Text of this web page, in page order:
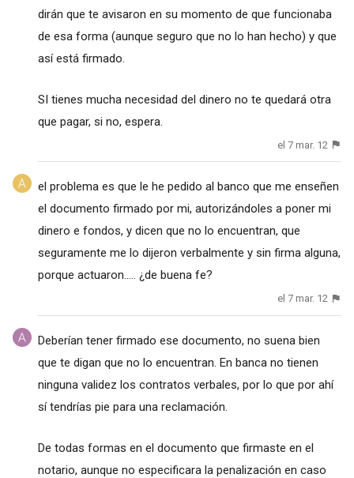
dirán que te avisaron en su momento de que funcionaba
de esa forma (aunque seguro que no lo han hecho) y que
así está firmado.
SI tienes mucha necesidad del dinero no te quedará otra
que pagar, si no, espera.
el 7 mar. 12
el problema es que le he pedido al banco que me enseñen
el documento firmado por mi, autorizándoles a poner mi
dinero e fondos, y dicen que no lo encuentran, que
seguramente me lo dijeron verbalmente y sin firma alguna,
porque actuaron..... ¿de buena fe?
el 7 mar. 12
Deberían tener firmado ese documento, no suena bien
que te digan que no lo encuentran. En banca no tienen
ninguna validez los contratos verbales, por lo que por ahí
sí tendrías pie para una reclamación.
De todas formas en el documento que firmaste en el
notario, aunque no especificara la penalización en caso